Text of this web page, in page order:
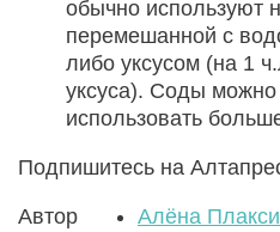
обычно используют
перемешанной с
либо уксусом (на 1
уксуса). Соды
использовать
Подпишитесь на
Автор Алёна